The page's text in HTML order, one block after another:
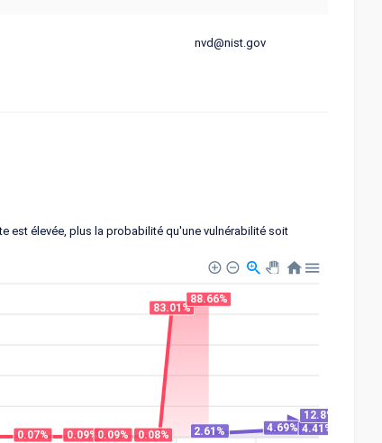
nvd@nist.gov
est élevée, plus la probabilité qu'une vulnérabilité soit
0.07% 0.09% 0.09% 0.08%
83.01%
88.66%
2.61% 4.69% 4.41%
12.8%